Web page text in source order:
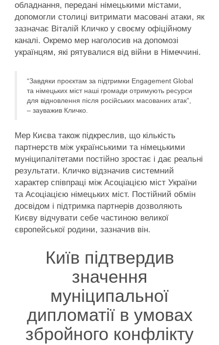
обладнання, передані німецькими містами,
допомогли столиці витримати масовані атаки, як
зазначає Віталій Кличко у своєму офіційному
каналі. Окремо мер наголосив на допомозі
українцям, які рятувалися від війни в Німеччині.
“Завдяки проєктам за підтримки Engagement Global
та німецьких міст наші громади отримують ресурси
для відновлення після російських масованих атак”,
– зауважив Кличко.
Мер Києва також підкреслив, що кількість
партнерств між українськими та німецькими
муніципалітетами постійно зростає і дає реальні
результати. Кличко відзначив системний
характер співпраці між Асоціацією міст України
та Асоціацією німецьких міст. Постійний обмін
досвідом і підтримка партнерів дозволяють
Києву відчувати себе частиною великої
європейської родини, зазначив він.
Київ підтвердив
значення
муніципальної
дипломатії в умовах
збройного конфлікту